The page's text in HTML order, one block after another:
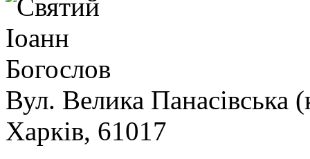
Вул. Велика Панасівська
Харків, 61017